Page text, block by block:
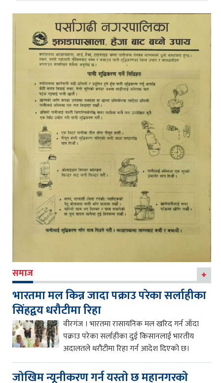
समाज
भारतमा मल किन्न जादा पक्राउ परेका सर्लाहीका
सिंहद्वय धरौटीमा रिहा
वीरगंज । भारतमा रासायनिक मल खरिद गर्न जाँदा
पक्राउ परेका सर्लाहीका दुई किसानलाई भारतीय
अदालतले धरौटीमा रिहा गर्न आदेश दिएको छ।
जाेखिम न्यूनीकरण गर्न यस्ताे छ महानगरकाे